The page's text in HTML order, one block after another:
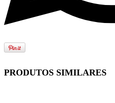
PRODUTOS SIMILARES